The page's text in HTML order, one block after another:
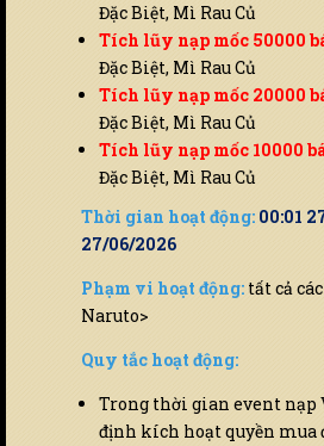
Đặc Biệt, Mì Rau Củ
Tích lũy nạp mốc 50000
Đặc Biệt, Mì Rau Củ
Tích lũy nạp mốc 20000
Đặc Biệt, Mì Rau Củ
Tích lũy nạp mốc 10000
Đặc Biệt, Mì Rau Củ
Thời gian hoạt động: 00:01
27/06/2026
Phạm vi hoạt động: tất cả
Naruto>
Quy tắc hoạt động:
Trong thời gian event nạp
định kích hoạt quyền mua